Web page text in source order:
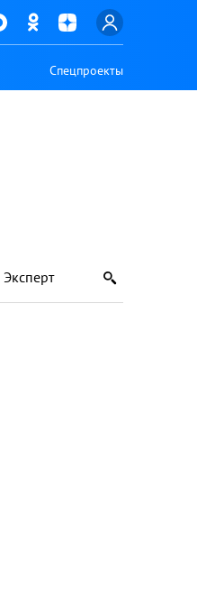
Спецпроекты
Эксперт